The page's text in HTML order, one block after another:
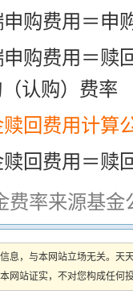
申购费用＝申
申购费用＝赎
认购）费率
赎回费用计算
赎回费用＝赎
费率来源基
息，与本网站立场无关。
网站证实，不对您构成任